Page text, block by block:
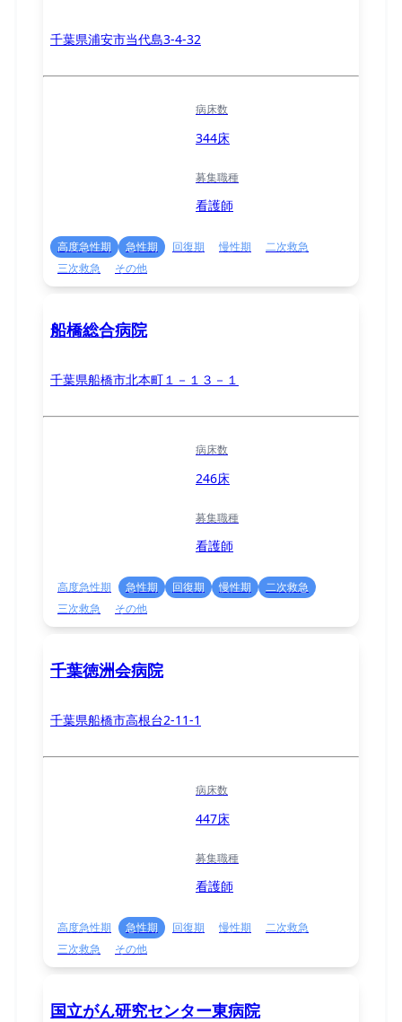
千葉県浦安市当代島3-4-32
病床数
344床
募集職種
看護師
高度急性期 急性期 回復期 慢性期
二次救急
三次救急
その他
船橋総合病院
千葉県船橋市北本町１－１３－１
病床数
246床
募集職種
看護師
高度急性期 急性期 回復期 慢性期
二次救急
三次救急
その他
千葉徳洲会病院
千葉県船橋市高根台2-11-1
病床数
447床
募集職種
看護師
高度急性期 急性期 回復期 慢性期
二次救急
三次救急
その他
国立がん研究センター東病院